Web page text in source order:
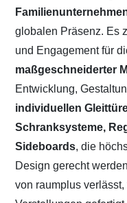
globalen Präsenz. Es
und Engagement für
maßgeschneiderter
Entwicklung,
individuellen
Schranksysteme,
Sideboards, die
Design gerecht
von raumplus